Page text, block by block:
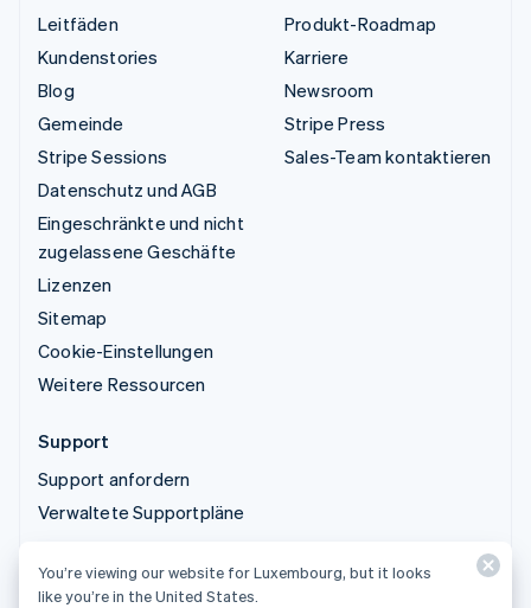
Leitfäden
Kundenstories
Blog
Gemeinde
Stripe Sessions
Datenschutz und AGB
Eingeschränkte und nicht
zugelassene Geschäfte
Lizenzen
Sitemap
Cookie-Einstellungen
Weitere Ressourcen
Produkt-Roadmap
Karriere
Newsroom
Stripe Press
Sales-Team kontaktieren
Support
Support anfordern
Verwaltete Supportpläne
© 2026 Stripe, LLC
You’re viewing our website for Luxembourg, but it looks
like you’re in the United States.